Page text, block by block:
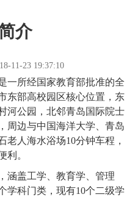
介
11-23 19:37:10
所经国家教育部批准的全
东部高校园区核心位置，东
河公园，北邻青岛国际院士
周边与中国海洋大学、青岛
老人海水浴场10分钟车程，
利。
盖工学、教育学、管理
学科门类，现有10个二级学